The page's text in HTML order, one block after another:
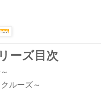
ーズ目次
ルーズ～